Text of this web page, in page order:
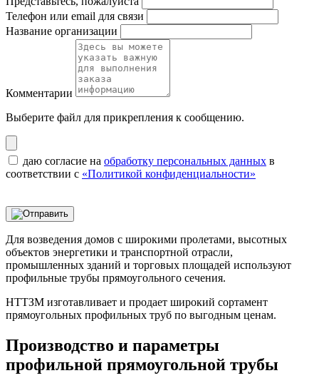
Телефон или email для связи
Название организации
Комментарии
Выберите файл для прикрепления к сообщению.
даю согласие на обработку персональных данных в
соответствии с «Политикой конфиденциальности»
Для возведения домов с широкими пролетами, высотных
объектов энергетики и транспортной отрасли,
промышленных зданий и торговых площадей используют
профильные трубы прямоугольного сечения.
НТТЗМ изготавливает и продает широкий сортамент
прямоугольных профильных труб по выгодным ценам.
Производство и параметры
профильной прямоугольной трубы